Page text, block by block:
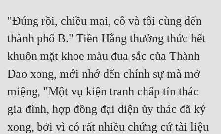
Cổ Đại
Du Hí
Dã Sử
Dị Giới
Dị Năng
Gia Đấu
"Đúng rồi, chiều mai, cô và tôi cùng đến
thành phố B." Tiền Hằng thưởng thức hết
khuôn mặt khoe màu đua sắc của Thành
Dao xong, mới nhớ đến chính sự mà mở
miệng, "Một vụ kiện tranh chấp tín thác
gia đình, hợp đồng đại diện ủy thác đã ký
xong, bởi vì có rất nhiều chứng cứ tài liệu